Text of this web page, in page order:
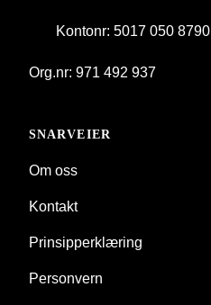
Kontonr: 5017 050 8790
Org.nr: 971 492 937
SNARVEIER
Om oss
Kontakt
Prinsipperklæring
Personvern